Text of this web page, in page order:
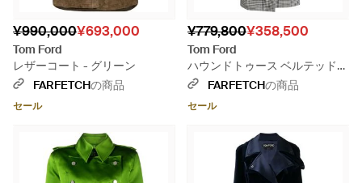
¥990,000¥693,000
Tom Ford
レザーコート - グリーン
FARFETCHの商品
セール
¥779,800¥358,500
Tom Ford
ハウンドトゥース ベルテッドコ
ート - グレー
FARFETCHの商品
セール